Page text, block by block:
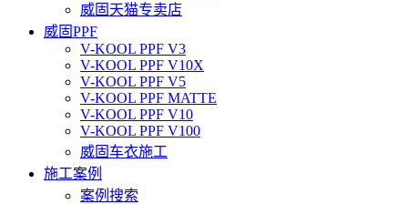
威固天猫专卖店
威固PPF
V-KOOL PPF V3
V-KOOL PPF V10X
V-KOOL PPF V5
V-KOOL PPF MATTE
V-KOOL PPF V10
V-KOOL PPF V100
威固车衣施工
施工案例
案例搜索